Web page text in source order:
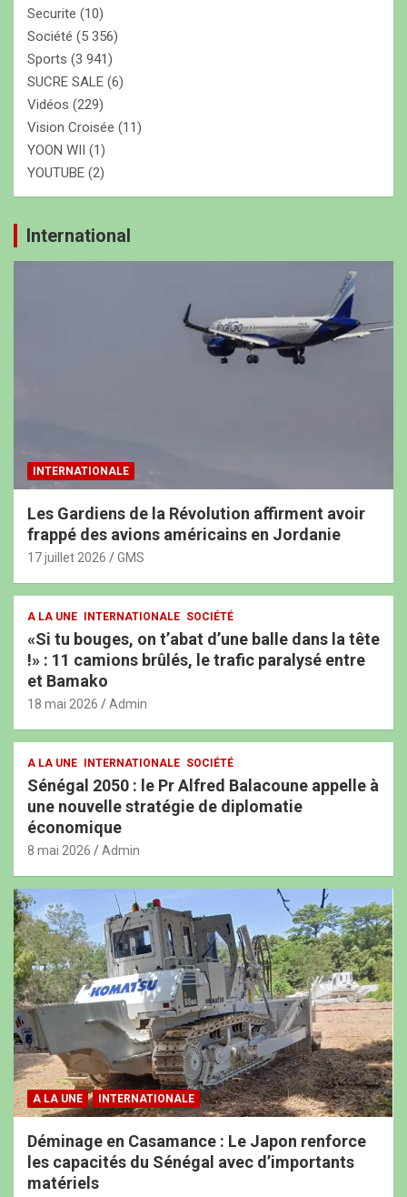
Securite (10)
Société (5 356)
Sports (3 941)
SUCRE SALE (6)
Vidéos (229)
Vision Croisée (11)
YOON WII (1)
YOUTUBE (2)
International
INTERNATIONALE
Les Gardiens de la Révolution affirment avoir
frappé des avions américains en Jordanie
17 juillet 2026 GMS
A LA UNE INTERNATIONALE SOCIÉTÉ
«Si tu bouges, on t’abat d’une balle dans la tête
!» : 11 camions brûlés, le trafic paralysé entre
et Bamako
18 mai 2026 Admin
A LA UNE INTERNATIONALE SOCIÉTÉ
Sénégal 2050 : le Pr Alfred Balacoune appelle à
une nouvelle stratégie de diplomatie
économique
8 mai 2026 Admin
A LA UNE INTERNATIONALE
Déminage en Casamance : Le Japon renforce
les capacités du Sénégal avec d’importants
matériels